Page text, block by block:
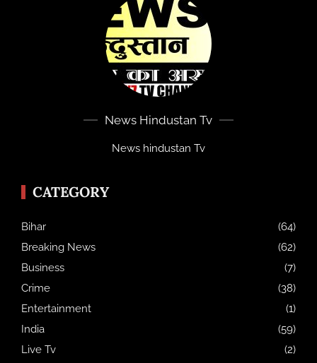
News Hindustan Tv
News hindustan Tv
CATEGORY
Bihar
(64)
Breaking News
(62)
Business
(7)
Crime
(38)
Entertainment
(1)
India
(59)
Live Tv
(2)